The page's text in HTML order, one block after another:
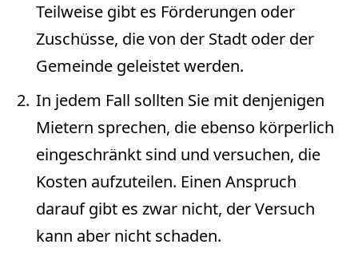
Teilweise gibt es Förderungen oder
Zuschüsse, die von der Stadt oder der
Gemeinde geleistet werden.
In jedem Fall sollten Sie mit denjenigen
Mietern sprechen, die ebenso körperlich
eingeschränkt sind und versuchen, die
Kosten aufzuteilen. Einen Anspruch
darauf gibt es zwar nicht, der Versuch
kann aber nicht schaden.